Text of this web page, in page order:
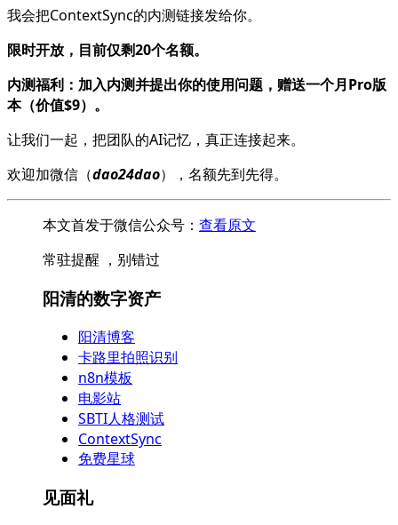
我会把ContextSync的内测链接发给你。
限时开放，目前仅剩20个名额。
内测福利：加入内测并提出你的使用问题，赠送一个月Pro版
本（价值$9）。
让我们一起，把团队的AI记忆，真正连接起来。
欢迎加微信（dao24dao），名额先到先得。
本文首发于微信公众号： 查看原文
常驻提醒 ，别错过
阳清的数字资产
阳清博客
卡路里拍照识别
n8n模板
电影站
SBTI人格测试
ContextSync
免费星球
见面礼